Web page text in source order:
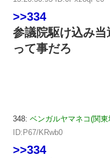
>>334
参議院駆け込み
って事だろ
348: ベンガルヤマネコ(関東
ID:P67/KRwb0
>>334